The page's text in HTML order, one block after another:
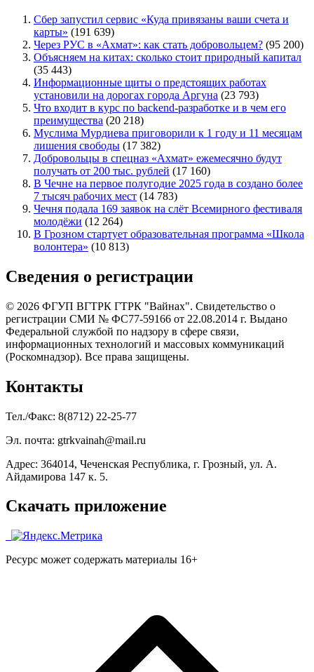
Сбер запустил сервис «Куда привязаны ваши счета и
карты» (191 639)
Через РУС в «Ахмат»: как стать добровольцем? (95 200)
Объясняем на китах: сколько стоит природный капитал
(35 443)
Информационные щиты о предстоящих работах
установили на дорогах города Аргуна (23 793)
Что входит в курс по backend-разработке и в чем его
преимущества (20 218)
Муслима Мурдиева приговорили к 1 году и 11 месяцам
лишения свободы (17 382)
Добровольцы в спецназ «Ахмат» ежемесячно будут
получать от 200 тыс. рублей (17 160)
В Чечне на первое полугодие 2025 года в создано более
7 тысяч рабочих мест (14 783)
Чечня подала 169 заявок на слёт Всемирного фестиваля
молодёжи (12 264)
В Грозном стартует образовательная программа «Школа
волонтера» (10 813)
Сведения о регистрации
© 2026 ФГУП ВГТРК ГТРК "Вайнах". Свидетельство о
регистрации СМИ № ФС77-59166 от 22.08.2014 г. Выдано
Федеральной службой по надзору в сфере связи,
информационных технологий и массовых коммуникаций
(Роскомнадзор). Все права защищены.
Контакты
Тел./Факс: 8(8712) 22-25-77
Эл. почта: gtrkvainah@mail.ru
Адрес: 364014, Чеченская Республика, г. Грозный, ул. А.
Айдамирова 147 к. 5.
Скачать приложение
Ресурс может содержать материалы 16+